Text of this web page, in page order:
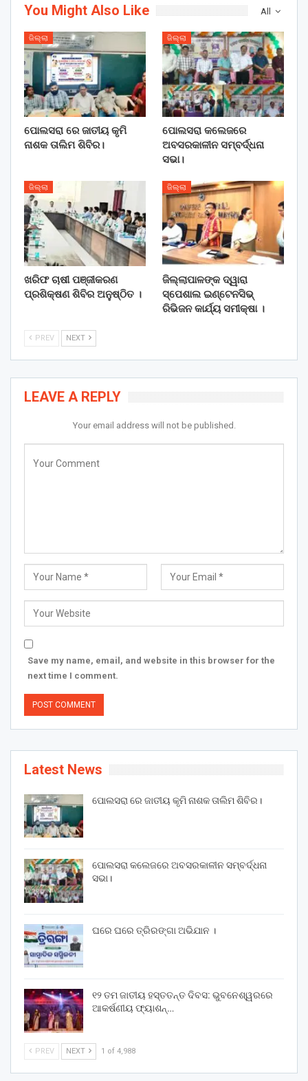
All
You Might Also Like
ଜିଲ୍ଲା
ପୋଲସରା ରେ ଜାତୀୟ କୃମି
ନାଶକ ତାଲିମ ଶିବିର।
ଜିଲ୍ଲା
ପୋଲସରା କଲେଜରେ
ଅବସରକାଳୀନ ସମ୍ବର୍ଦ୍ଧନା
ସଭା।
ଜିଲ୍ଲା
ଖରିଫ ଚାଷୀ ପଞ୍ଜୀକରଣ
ପ୍ରଶିକ୍ଷଣ ଶିବିର ଅନୁଷ୍ଠିତ ।
ଜିଲ୍ଲା
ଜିଲ୍ଲାପାଳଙ୍କ ଦ୍ୱାରା
ସ୍ପେଶାଲ ଇଣ୍ଟେନସିଭ୍
ରିଭିଜନ କାର୍ଯ୍ୟ ସମୀକ୍ଷା ।
PREV NEXT
LEAVE A REPLY
Your email address will not be published.
Save my name, email, and website in this browser for the
next time I comment.
Latest News
ପୋଲସରା ରେ ଜାତୀୟ କୃମି ନାଶକ ତାଲିମ ଶିବିର।
ପୋଲସରା କଲେଜରେ ଅବସରକାଳୀନ ସମ୍ବର୍ଦ୍ଧନା
ସଭା।
ଘରେ ଘରେ ତ୍ରିରଙ୍ଗା ଅଭିଯାନ ।
୧୨ ତମ ଜାତୀୟ ହସ୍ତତନ୍ତ ଦିବସ: ଭୁବନେଶ୍ୱରରେ
ଆକର୍ଷଣୀୟ ଫ୍ୟାଶନ୍…
PREV NEXT 1 of 4,988